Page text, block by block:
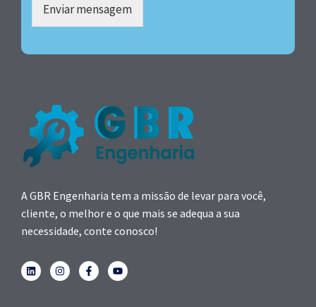
Enviar mensagem
A GBR Engenharia tem a missão de levar para você,
cliente, o melhor e o que mais se adequa a sua
necessidade, conte conosco!